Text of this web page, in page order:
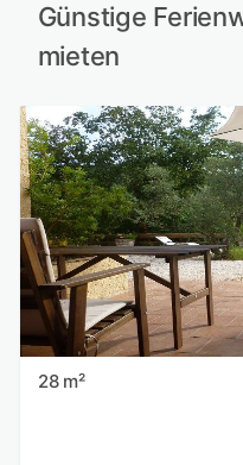
Günstige
mieten
28 m²